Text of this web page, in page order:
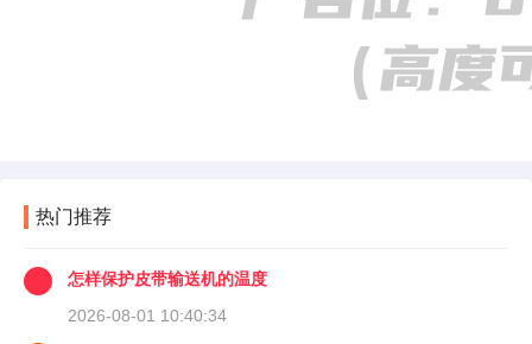
热门推荐
怎样保护皮带输送机的温度
2026-08-01 10:40:34